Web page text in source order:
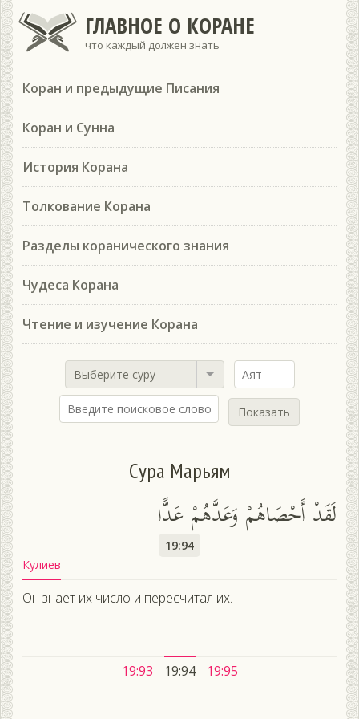
ГЛАВНОЕ О КОРАНЕ
что каждый должен знать
Коран и предыдущие Писания
Коран и Сунна
История Корана
Толкование Корана
Разделы коранического знания
Чудеса Корана
Чтение и изучение Корана
Выберите суру
Показать
Сура Марьям
لَقَدْ أَحْصَاهُمْ وَعَدَّهُمْ عَدًّا
19:94
Кулиев
Он знает их число и пересчитал их.
19:93 19:94 19:95